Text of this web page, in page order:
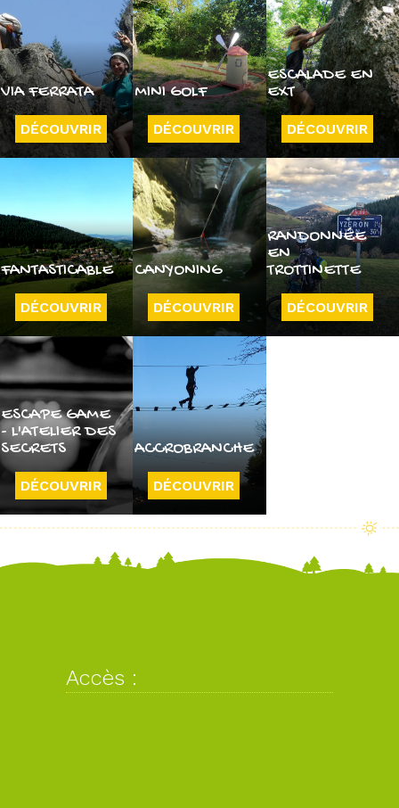
VIA FERRATA
DÉCOUVRIR
MINI GOLF
DÉCOUVRIR
ESCALADE EN
EXT
DÉCOUVRIR
FANTASTICABLE
DÉCOUVRIR
CANYONING
DÉCOUVRIR
RANDONNÉE
EN
TROTTINETTE
DÉCOUVRIR
ESCAPE GAME
- L'ATELIER DES
SECRETS
DÉCOUVRIR
ACCROBRANCHE
DÉCOUVRIR
Accès :